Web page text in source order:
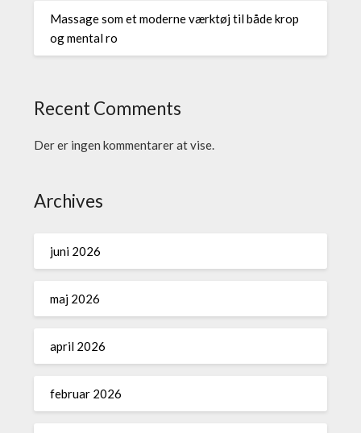
Massage som et moderne værktøj til både krop
og mental ro
Recent Comments
Der er ingen kommentarer at vise.
Archives
juni 2026
maj 2026
april 2026
februar 2026